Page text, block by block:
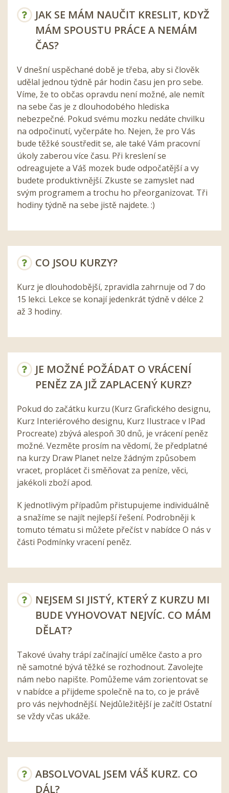
JAK SE MÁM NAUČIT KRESLIT, KDYŽ
MÁM SPOUSTU PRÁCE A NEMÁM
ČAS?
V dnešní uspěchané době je třeba, aby si člověk
udělal jednou týdně pár hodin času jen pro sebe.
Víme, že to občas opravdu není možné, ale nemít
na sebe čas je z dlouhodobého hlediska
nebezpečné. Pokud svému mozku nedáte chvilku
na odpočinutí, vyčerpáte ho. Nejen, že pro Vás
bude těžké soustředit se, ale také Vám pracovní
úkoly zaberou více času. Při kreslení se
odreagujete a Váš mozek bude odpočatější a vy
budete produktivnější. Zkuste se zamyslet nad
svým programem a trochu ho přeorganizovat. Tři
hodiny týdně na sebe jistě najdete. :)
CO JSOU KURZY?
Kurz je dlouhodobější, zpravidla zahrnuje od 7 do
15 lekci. Lekce se konají jedenkrát týdně v délce 2
až 3 hodiny.
JE MOŽNÉ POŽÁDAT O VRÁCENÍ
PENĚZ ZA JIŽ ZAPLACENÝ KURZ?
Pokud do začátku kurzu (Kurz Grafického designu,
Kurz Interiérového designu, Kurz Ilustrace v IPad
Procreate) zbývá alespoň 30 dnů, je vrácení peněz
možné. Vezměte prosím na vědomí, že předplatné
na kurzy Draw Planet nelze žádným způsobem
vracet, proplácet či směňovat za peníze, věci,
jakékoli zboží apod.
K jednotlivým případům přistupujeme individuálně
a snažíme se najít nejlepší řešení. Podrobněji k
tomuto tématu si můžete přečíst v nabídce O nás v
části Podmínky vracení peněz.
NEJSEM SI JISTÝ, KTERÝ Z KURZU MI
BUDE VYHOVOVAT NEJVÍC. CO MÁM
DĚLAT?
Takové úvahy trápí začínající umělce často a pro
ně samotné bývá těžké se rozhodnout. Zavolejte
nám nebo napište. Pomůžeme vám zorientovat se
v nabídce a přijdeme společně na to, co je právě
pro vás nejvhodnější. Nejdůležitější je začít! Ostatní
se vždy včas ukáže.
ABSOLVOVAL JSEM VÁŠ KURZ. CO
DÁL?